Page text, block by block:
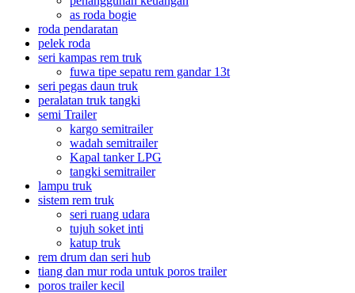
as roda bogie
roda pendaratan
pelek roda
seri kampas rem truk
fuwa tipe sepatu rem gandar 13t
seri pegas daun truk
peralatan truk tangki
semi Trailer
kargo semitrailer
wadah semitrailer
Kapal tanker LPG
tangki semitrailer
lampu truk
sistem rem truk
seri ruang udara
tujuh soket inti
katup truk
rem drum dan seri hub
tiang dan mur roda untuk poros trailer
poros trailer kecil